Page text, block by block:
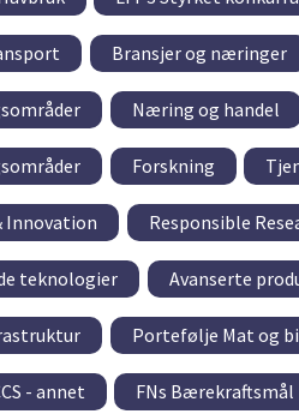
Bransjer og næringer
Næring og handel
Forskning
Innovation Responsible
teknologier Avanserte
Portefølje Mat og
- annet FNs Bærekraftsmål